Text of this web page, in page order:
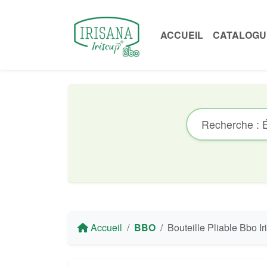
ACCUEIL
Accueil BBO Bouteille Pliable Bbo Irisana en Silicone